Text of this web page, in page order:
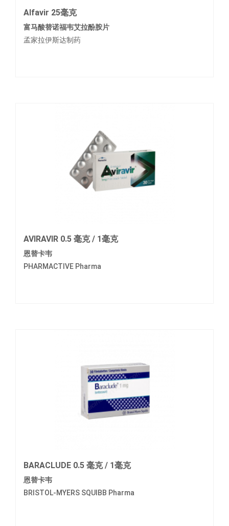
Alfavir 25毫克
富马酸替诺福韦艾拉酚胺片
孟家拉伊斯达制药
AVIRAVIR 0.5 毫克 / 1毫克
恩替卡韦
PHARMACTIVE Pharma
BARACLUDE 0.5 毫克 / 1毫克
恩替卡韦
BRISTOL-MYERS SQUIBB Pharma